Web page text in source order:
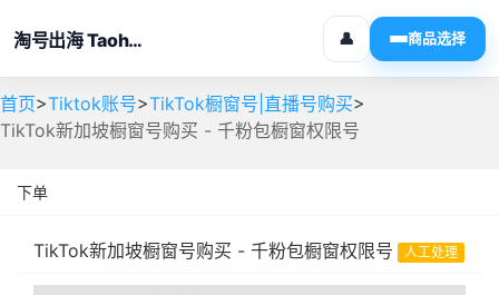
淘号出海 Taohaochuhai 👤 商品选择
首页>Tiktok账号>TikTok橱窗号|直播号购买>
TikTok新加坡橱窗号购买 - 千粉包橱窗权限号
下单
TikTok新加坡橱窗号购买 - 千粉包橱窗权限号 人工处理